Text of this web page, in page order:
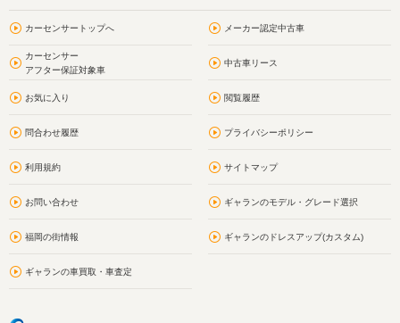
カーセンサートップへ メーカー認定中古車
カーセンサー
アフター保証対象車
中古車リース
お気に入り 閲覧履歴
問合わせ履歴 プライバシーポリシー
利用規約 サイトマップ
お問い合わせ ギャランのモデル・グレード選択
福岡の街情報 ギャランのドレスアップ(カスタム)
ギャランの車買取・車査定